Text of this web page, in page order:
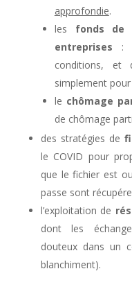
approfondie.
les fonds de
entreprises :
conditions, et
simplement
le chômage
de chômage
des stratégies de
le COVID pour
que le fichier est
passe sont
l’exploitation de
dont les
douteux dans un
blanchiment).